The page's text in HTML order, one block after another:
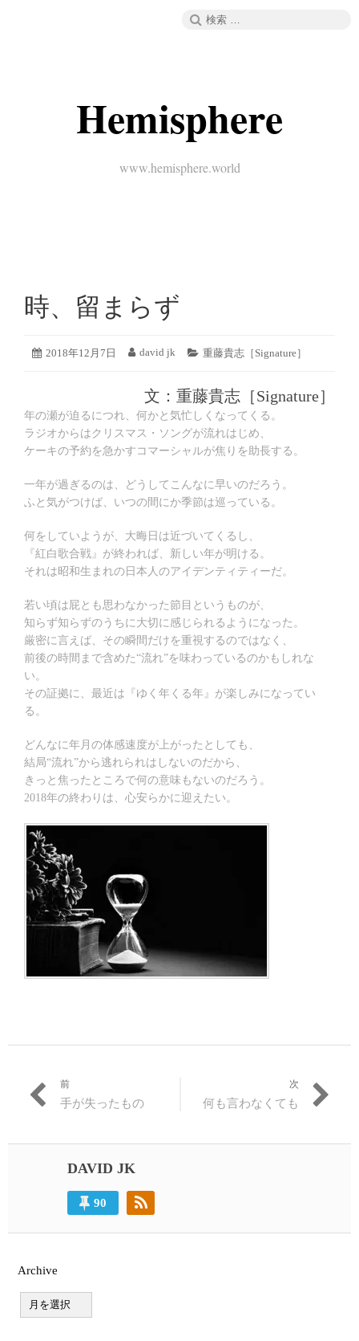
検
Hemisphere
www.hemisphere.world
時、留まらず
投
2018年12月7日
2019
日
投
david jk
カ
リ
ー:
重藤貴志［Signature］
文：重藤貴志［Signature］
年の瀬が迫るにつれ、何かと気忙しくなってくる。
ラジオからはクリスマス・ソングが流れはじめ、
ケーキの予約を急かすコマーシャルが焦りを助長する。
一年が過ぎるのは、どうしてこんなに早いのだろう。
ふと気がつけば、いつの間にか季節は巡っている。
何をしていようが、大晦日は近づいてくるし、
『紅白歌合戦』が終われば、新しい年が明ける。
それは昭和生まれの日本人のアイデンティティーだ。
若い頃は屁とも思わなかった節目というものが、
知らず知らずのうちに大切に感じられるようになった。
厳密に言えば、その瞬間だけを重視するのではなく、
前後の時間まで含めた“流れ”を味わっているのかもしれな
い。
その証拠に、最近は『ゆく年くる年』が楽しみになってい
る。
どんなに年月の体感速度が上がったとしても、
結局“流れ”から逃れられはしないのだから、
きっと焦ったところで何の意味もないのだろう。
2018年の終わりは、心安らかに迎えたい。
投
ナ
シ
ョ
ン
前
過
投
稿:
手が失ったもの
次
次
稿:
何も言わなくても
DAVID JK
90
Archive